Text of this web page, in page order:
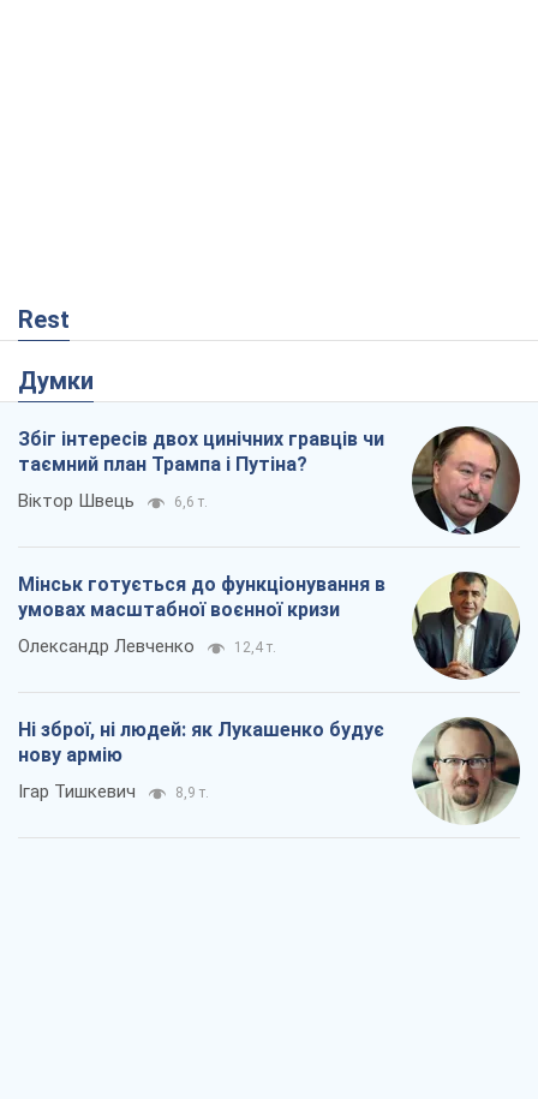
Rest
Думки
Збіг інтересів двох цинічних гравців чи
таємний план Трампа і Путіна?
Віктор Швець 6,6 т.
Мінськ готується до функціонування в
умовах масштабної воєнної кризи
Олександр Левченко 12,4 т.
Ні зброї, ні людей: як Лукашенко будує
нову армію
Ігар Тишкевич 8,9 т.